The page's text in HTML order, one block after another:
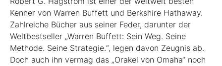
Kenner von Warren Buffett und Berkshire Hathaway.
Zahlreiche Bücher aus seiner Feder, darunter der
Weltbestseller „Warren Buffett: Sein Weg. Seine
Methode. Seine Strategie.“, legen davon Zeugnis ab.
Doch auch ihn vermag das „Orakel von Omaha“ noch